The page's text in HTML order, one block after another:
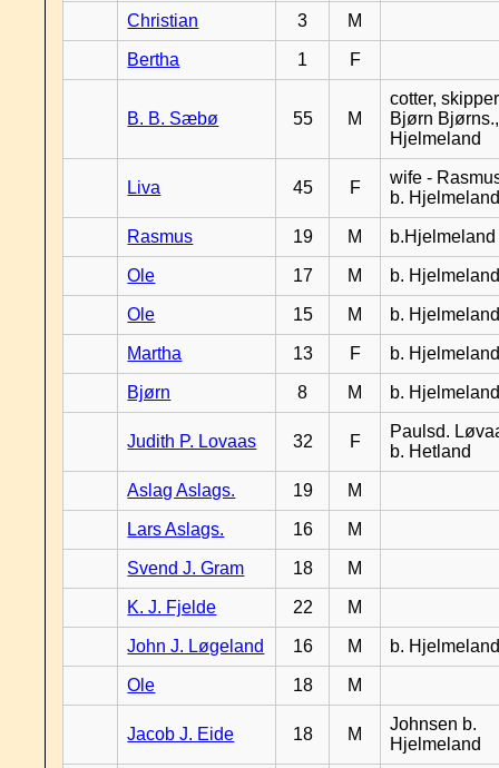
Christian 3 M
Bertha 1 F
B. B. Sæbø 55 M
cotter,
Bjørn
Hjelmeland
Liva 45 F
wife -
b.
Rasmus 19 M b.Hjelmeland
Ole 17 M b.
Ole 15 M b.
Martha 13 F b.
Bjørn 8 M b.
Judith P. Lovaas 32 F
Paulsd.
b. Hetland
Aslag Aslags. 19 M
Lars Aslags. 16 M
Svend J. Gram 18 M
K. J. Fjelde 22 M
John J. Løgeland 16 M b.
Ole 18 M
Jacob J. Eide 18 M
Johnsen b.
Hjelmeland